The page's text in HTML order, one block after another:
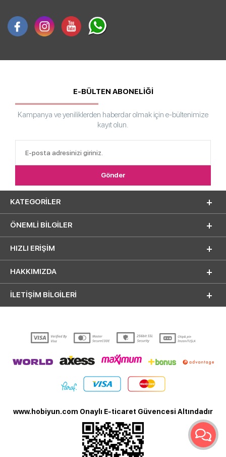
E-BÜLTEN ABONELİĞİ
Kampanya ve yeniliklerden haberdar olmak için e-bültenimize
kayıt olun.
KATEGORILER
ÖNEMLI BILGILER
HIZLI ERIŞIM
HAKKIMIZDA
İLETİŞİM BİLGİLERİ
www.hobiyun.com Onaylı E-ticaret Güvencesi Altındadır